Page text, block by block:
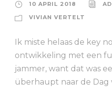
10 APRIL 2018
VIVIAN VERTELT
Ik miste helaas de key
ontwikkeling met een
jammer, want dat was
überhaupt naar de Dag